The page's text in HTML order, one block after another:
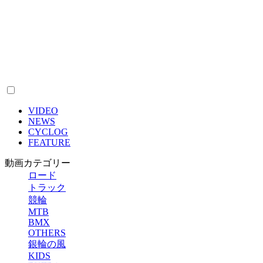
VIDEO
NEWS
CYCLOG
FEATURE
動画カテゴリー
ロード
トラック
競輪
MTB
BMX
OTHERS
銀輪の風
KIDS